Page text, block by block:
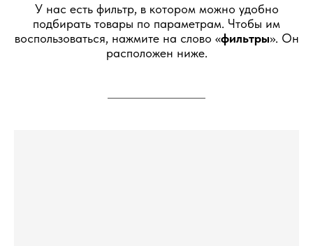
У нас есть фильтр, в котором можно удобно
подбирать товары по параметрам. Чтобы им
воспользоваться, нажмите на слово «фильтры». Он
расположен ниже.